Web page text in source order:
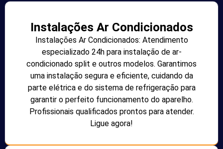
Instalações Ar Condicionados
Instalações Ar Condicionados: Atendimento
especializado 24h para instalação de ar-
condicionado split e outros modelos. Garantimos
uma instalação segura e eficiente, cuidando da
parte elétrica e do sistema de refrigeração para
garantir o perfeito funcionamento do aparelho.
Profissionais qualificados prontos para atender.
Ligue agora!